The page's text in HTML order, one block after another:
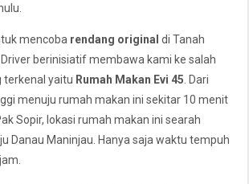
mencoba rendang original di Tanah
berinisiatif membawa kami ke salah
terkenal yaitu Rumah Makan Evi 45. Dari
menuju rumah makan ini sekitar 10 menit
Sopir, lokasi rumah makan ini searah
Danau Maninjau. Hanya saja waktu tempuh